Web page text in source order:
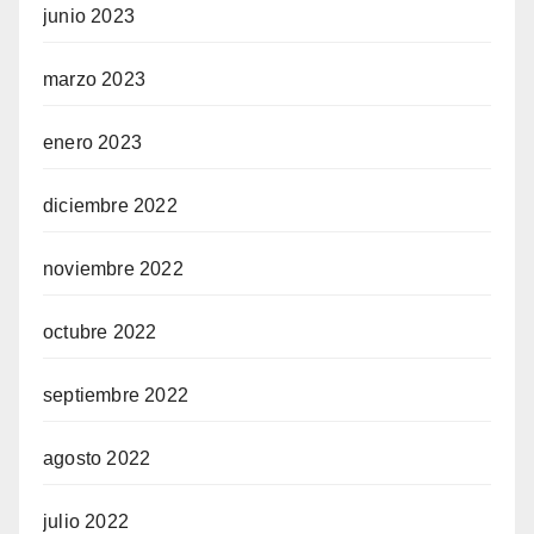
junio 2023
marzo 2023
enero 2023
diciembre 2022
noviembre 2022
octubre 2022
septiembre 2022
agosto 2022
julio 2022